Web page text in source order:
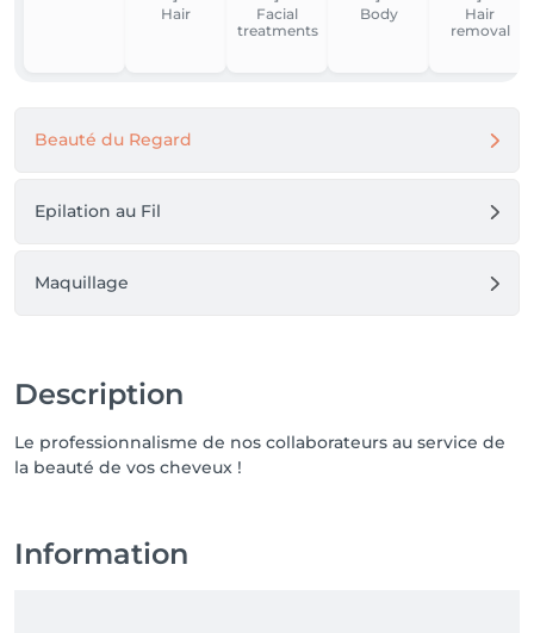
Hair
Facial
treatments
Body
Hair
removal
Beauté du Regard
Epilation au Fil
Maquillage
Description
Le professionnalisme de nos collaborateurs au service de
la beauté de vos cheveux !
Information